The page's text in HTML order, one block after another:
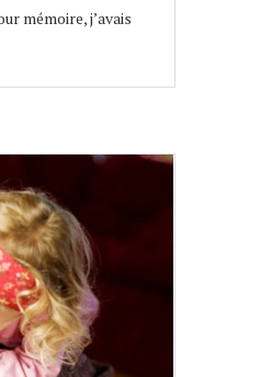
mémoire, j’avais